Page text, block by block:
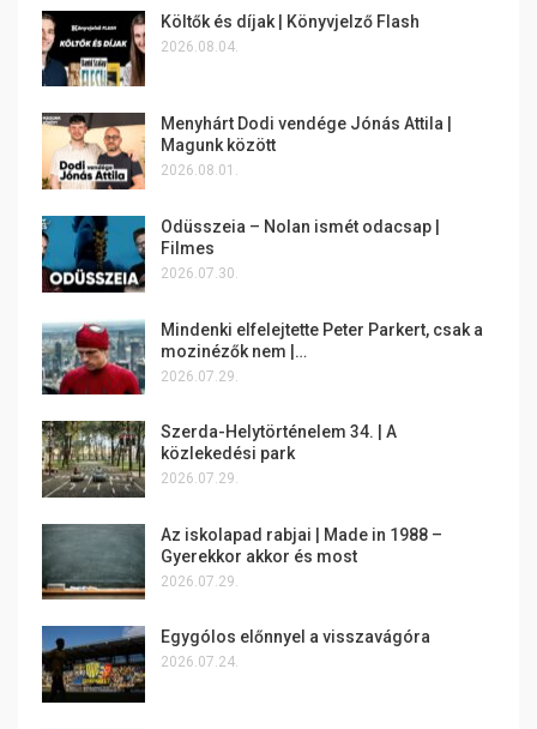
Költők és díjak | Könyvjelző Flash
2026.08.04.
Menyhárt Dodi vendége Jónás Attila |
Magunk között
2026.08.01.
Odüsszeia – Nolan ismét odacsap |
Filmes
2026.07.30.
Mindenki elfelejtette Peter Parkert, csak a
mozinézők nem |…
2026.07.29.
Szerda-Helytörténelem 34. | A
közlekedési park
2026.07.29.
Az iskolapad rabjai | Made in 1988 –
Gyerekkor akkor és most
2026.07.29.
Egygólos előnnyel a visszavágóra
2026.07.24.